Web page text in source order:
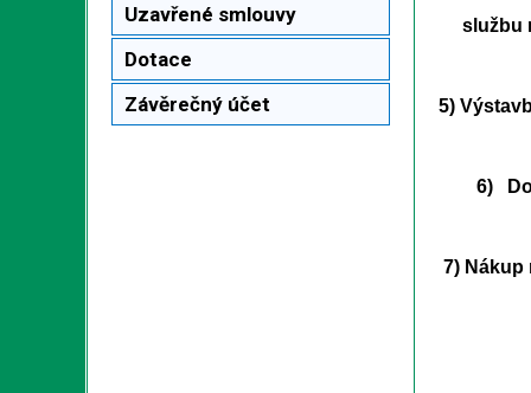
Uzavřené smlouvy
Dotace
Závěrečný účet
službu
5)
6)
7) Nákup